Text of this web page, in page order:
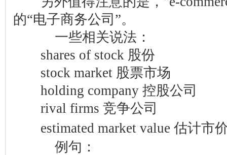
的“电子商务公司”。
一些相关说法：
shares of stock 股份
stock market 股票市场
holding company 控股公司
rival firms 竞争公司
estimated market value 估计市
例句：